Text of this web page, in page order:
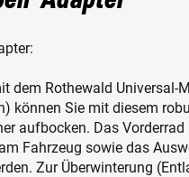
dem Rothewald Universal-
können Sie mit diesem
aufbocken. Das
Fahrzeug sowie das
Zur Überwinterung